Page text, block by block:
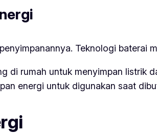
Teknologi baterai
di rumah untuk menyimpan listrik
energi untuk digunakan saat